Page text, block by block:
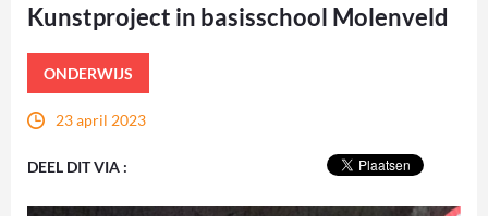
Kunstproject in basisschool Molenveld
ONDERWIJS
23 april 2023
DEEL DIT VIA :